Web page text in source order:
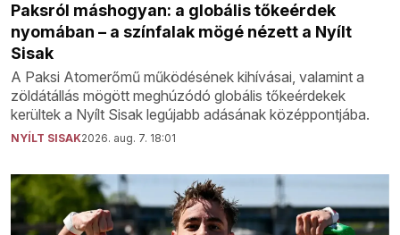
Paksról máshogyan: a globális tőkeérdek
nyomában – a színfalak mögé nézett a Nyílt
Sisak
A Paksi Atomerőmű működésének kihívásai, valamint a
zöldátállás mögött meghúzódó globális tőkeérdekek
kerültek a Nyílt Sisak legújabb adásának középpontjába.
NYÍLT SISAK2026. aug. 7. 18:01